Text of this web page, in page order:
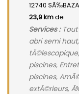
12740
23,9 kmde
Services :Tout
abri semi
piscines,
piscines,
extÃ©rieurs,